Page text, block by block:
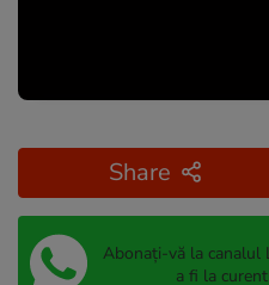
Share
Abonați-vă la canalul
a fi la